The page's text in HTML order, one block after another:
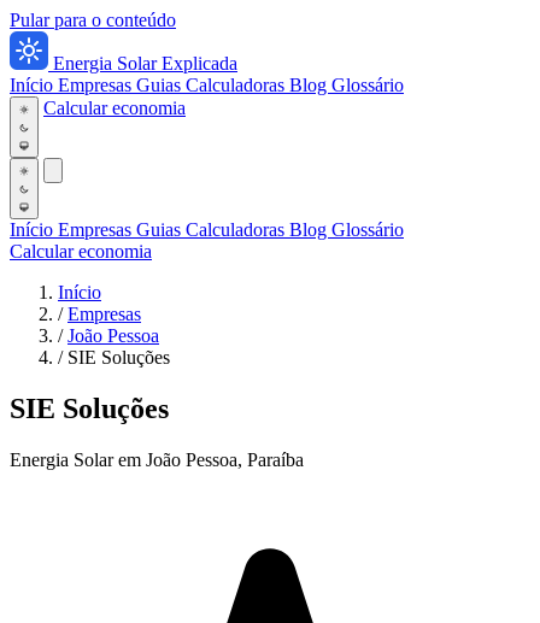
Pular para o conteúdo
Energia Solar Explicada
Início Empresas Guias Calculadoras Blog Glossário
Calcular economia
Início Empresas Guias Calculadoras Blog Glossário
Calcular economia
Início
/ Empresas
/ João Pessoa
/ SIE Soluções
SIE Soluções
Energia Solar em João Pessoa, Paraíba